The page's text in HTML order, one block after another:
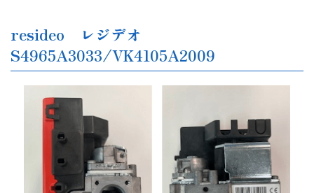
resideo レジデオ
S4965A3033/VK4105A2009